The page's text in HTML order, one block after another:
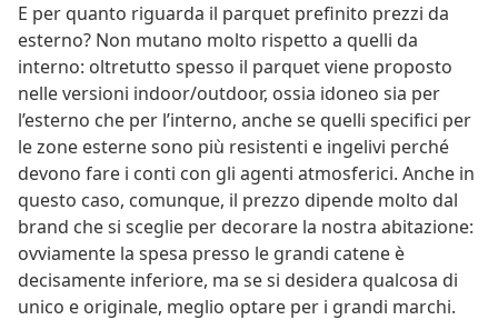
E per quanto riguarda il parquet prefinito prezzi da
esterno? Non mutano molto rispetto a quelli da
interno: oltretutto spesso il parquet viene proposto
nelle versioni indoor/outdoor, ossia idoneo sia per
l’esterno che per l’interno, anche se quelli specifici per
le zone esterne sono più resistenti e ingelivi perché
devono fare i conti con gli agenti atmosferici. Anche in
questo caso, comunque, il prezzo dipende molto dal
brand che si sceglie per decorare la nostra abitazione:
ovviamente la spesa presso le grandi catene è
decisamente inferiore, ma se si desidera qualcosa di
unico e originale, meglio optare per i grandi marchi.